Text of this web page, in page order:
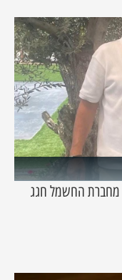
מחברת החשמל חגג